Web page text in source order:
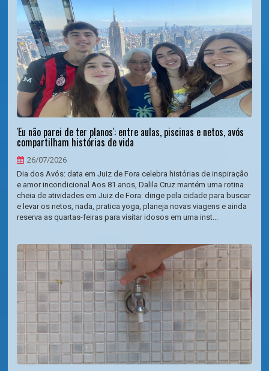
'Eu não parei de ter planos': entre aulas, piscinas e netos, avós
compartilham histórias de vida
26/07/2026
Dia dos Avós: data em Juiz de Fora celebra histórias de inspiração
e amor incondicional Aos 81 anos, Dalila Cruz mantém uma rotina
cheia de atividades em Juiz de Fora: dirige pela cidade para buscar
e levar os netos, nada, pratica yoga, planeja novas viagens e ainda
reserva as quartas-feiras para visitar idosos em uma inst...